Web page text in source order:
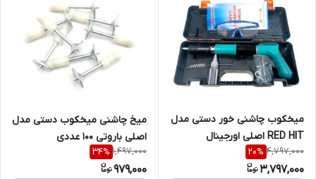
میخکوب چاشنی خور دستی مدل
RED HIT اصلی اورجینال
مجموعه کامل وارداتی / مدل
پرقدرت صنعتی / دستکش دار +
4,797,000
20%
3,797,000
میخ چاشنی میخکوب دستی مدل
اصلی باروتی 100 عددی
1,497,000
34%
979,000